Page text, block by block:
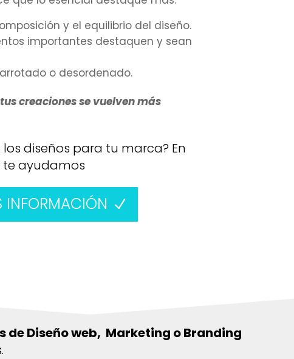
y el equilibrio del diseño.
importantes destaquen y sean
o desordenado.
creaciones se vuelven más
diseños para tu marca? En
te ayudamos
INFORMACIÓN
de Diseño web, Marketing o Branding